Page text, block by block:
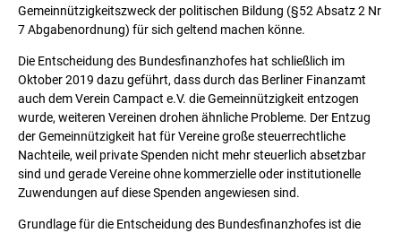
Gemeinnützigkeitszweck der politischen Bildung (§52 Absatz 2 Nr
7 Abgabenordnung) für sich geltend machen könne.
Die Entscheidung des Bundesfinanzhofes hat schließlich im
Oktober 2019 dazu geführt, dass durch das Berliner Finanzamt
auch dem Verein Campact e.V. die Gemeinnützigkeit entzogen
wurde, weiteren Vereinen drohen ähnliche Probleme. Der Entzug
der Gemeinnützigkeit hat für Vereine große steuerrechtliche
Nachteile, weil private Spenden nicht mehr steuerlich absetzbar
sind und gerade Vereine ohne kommerzielle oder institutionelle
Zuwendungen auf diese Spenden angewiesen sind.
Grundlage für die Entscheidung des Bundesfinanzhofes ist die